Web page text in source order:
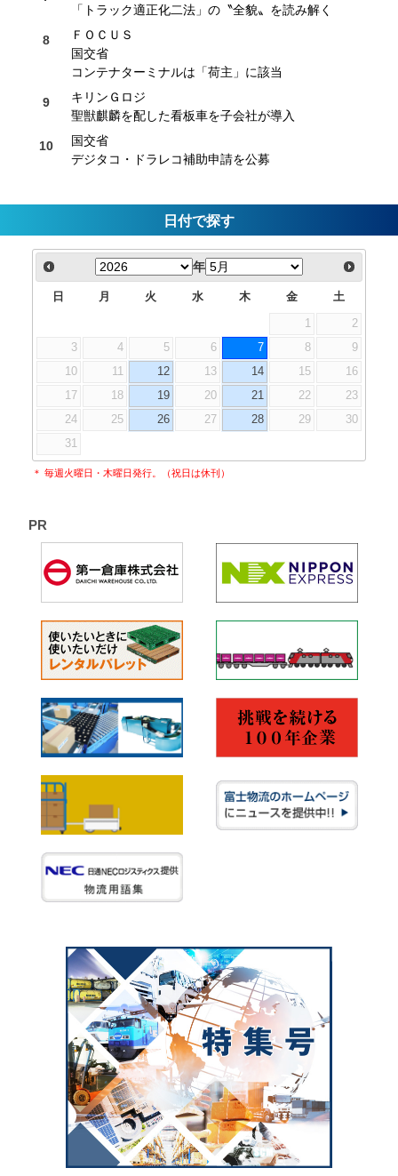
「トラック適正化二法」の〝全貌〟を読み解く
ＦＯＣＵＳ
国交省
コンテナターミナルは「荷主」に該当
キリンＧロジ
聖獣麒麟を配した看板車を子会社が導入
国交省
デジタコ・ドラレコ補助申請を公募
日付で探す
年
日 月 火 水 木 金 土
1
2
3
4 5 6 7 8
9
10
11 12 13 14 15
16
17
18 19 20 21 22
23
24
25 26 27 28 29
30
31
＊ 毎週火曜日・木曜日発行。（祝日は休刊）